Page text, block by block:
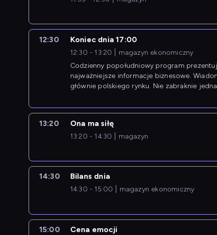
12:30 Koniec dnia 17:00
12:30 - 13:20
magazyn ekonomiczny
Codzienny popołudniowy program
najważniejsze informacje biznesowe.
głównie polskiego rynku. Nie zabraknie
13:20 Ona ma siłę
13:20 - 14:30 magazyn
14:30 Bilans dnia
14:30 - 15:00 magazyn ekonomiczny
15:00 Cena emocji